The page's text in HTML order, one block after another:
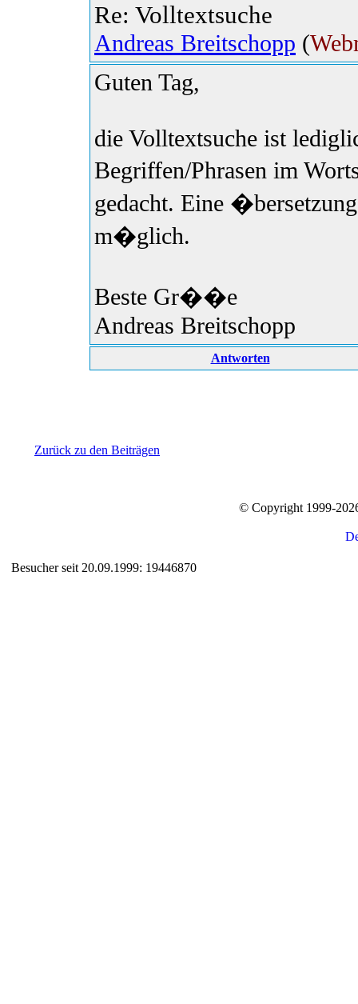
Re: Volltextsuche
Andreas Breitschopp (
Guten Tag,
die Volltextsuche ist
Begriffen/Phrasen im
gedacht. Eine
m�glich.
Beste Gr��e
Andreas Breitschopp
Antworten
Zurück zu den Beiträgen
© Copyright 1999-
Besucher seit 20.09.1999: 19446870